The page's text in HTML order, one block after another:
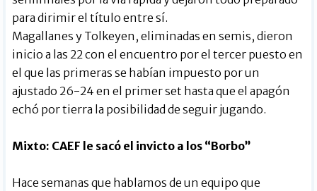
para dirimir el título entre sí.
Magallanes y Tolkeyen, eliminadas en semis, dieron
inicio a las 22 con el encuentro por el tercer puesto en
el que las primeras se habían impuesto por un
ajustado 26-24 en el primer set hasta que el apagón
echó por tierra la posibilidad de seguir jugando.
Mixto: CAEF le sacó el invicto a los “Borbo”
Hace semanas que hablamos de un equipo que